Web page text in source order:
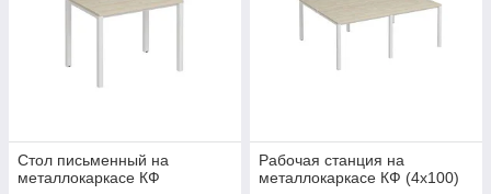
Стол письменный на
металлокаркасе КФ
Рабочая станция на
металлокаркасе КФ (4х100)